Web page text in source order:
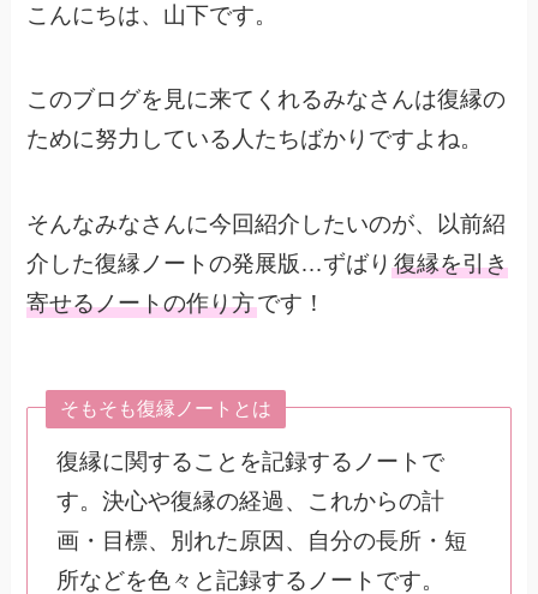
こんにちは、山下です。
このブログを見に来てくれるみなさんは復縁の
ために努力している人たちばかりですよね。
そんなみなさんに今回紹介したいのが、以前紹
介した復縁ノートの発展版…ずばり復縁を引き
寄せるノートの作り方です！
そもそも復縁ノートとは
復縁に関することを記録するノートで
す。決心や復縁の経過、これからの計
画・目標、別れた原因、自分の長所・短
所などを色々と記録するノートです。